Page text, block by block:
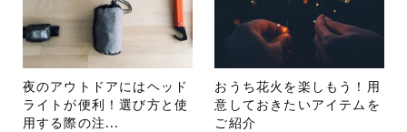
夜のアウトドアにはヘッド
ライトが便利！選び方と使
用する際の注...
おうち花火を楽しもう！用
意しておきたいアイテムを
ご紹介